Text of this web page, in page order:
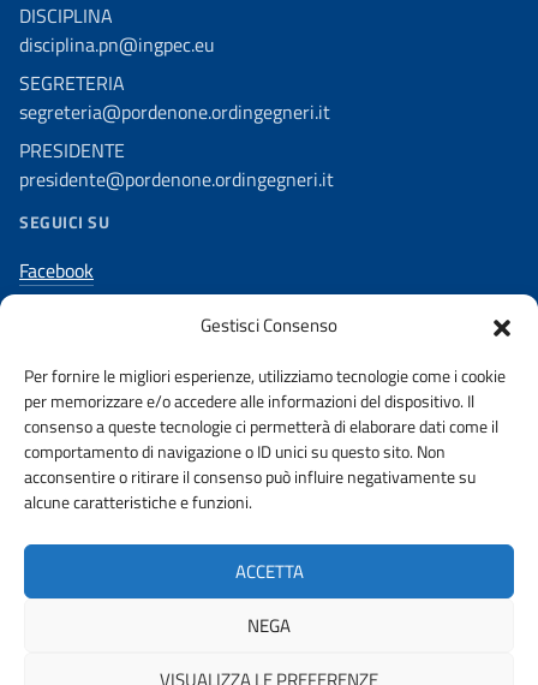
Gestisci Consenso
Per fornire le migliori esperienze, utilizziamo tecnologie come i cookie
per memorizzare e/o accedere alle informazioni del dispositivo. Il
consenso a queste tecnologie ci permetterà di elaborare dati come il
comportamento di navigazione o ID unici su questo sito. Non
acconsentire o ritirare il consenso può influire negativamente su
alcune caratteristiche e funzioni.
ACCETTA
NEGA
VISUALIZZA LE PREFERENZE
DISCIPLINA
disciplina.pn@ingpec.eu
SEGRETERIA
segreteria@pordenone.ordingegneri.it
PRESIDENTE
presidente@pordenone.ordingegneri.it
SEGUICI SU
Facebook
Instagram
Linkedin
AMMINISTRAZIONE TRASPARENTE PRIVACY POLICY